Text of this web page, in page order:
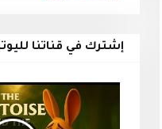
إشترك في قناتنا